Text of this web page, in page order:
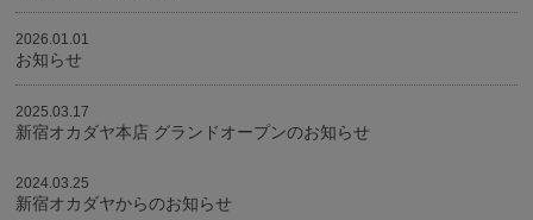
2026.01.01
お知らせ
2025.03.17
新宿オカダヤ本店 グランドオープンのお知らせ
2024.03.25
新宿オカダヤからのお知らせ